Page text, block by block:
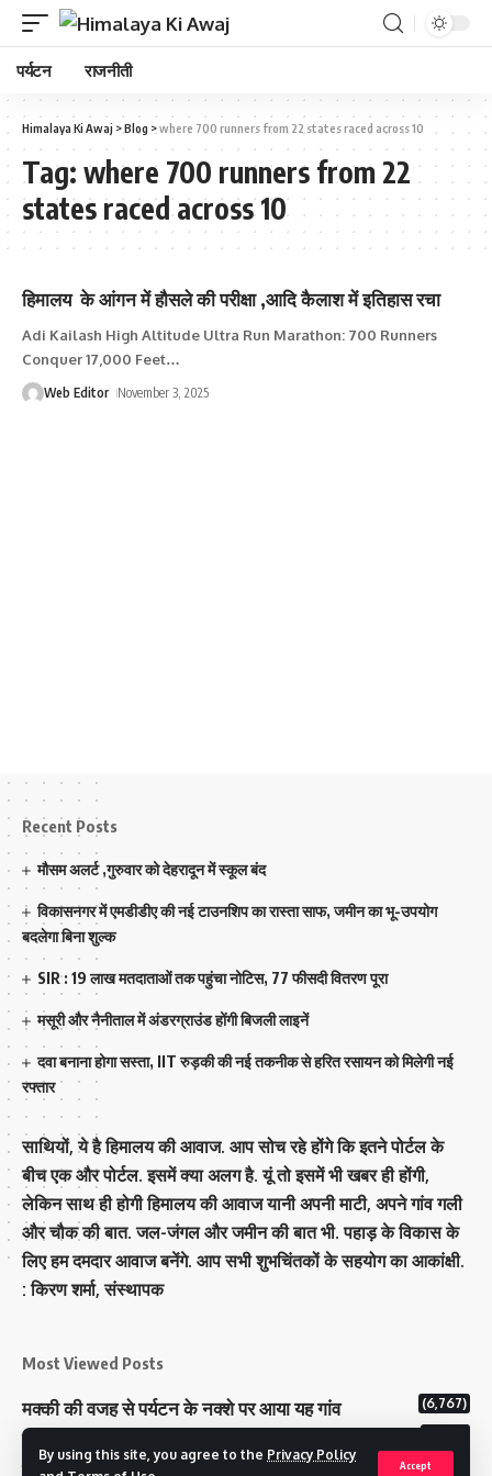
By using this site, you agree to the Privacy Policy
Accept
पर्यटन राजनीती
Himalaya Ki Awaj >Blog >where 700 runners from 22 states raced across 10
Tag: where 700 runners from 22
states raced across 10
हिमालय के आंगन में हौसले की परीक्षा ,आदि कैलाश में इतिहास रचा
Adi Kailash High Altitude Ultra Run Marathon: 700 Runners
Conquer 17,000 Feet…
Web Editor November 3, 2025
Recent Posts
मौसम अलर्ट ,गुरुवार को देहरादून में स्कूल बंद
विकासनगर में एमडीडीए की नई टाउनशिप का रास्ता साफ, जमीन का भू-उपयोग
बदलेगा बिना शुल्क
SIR : 19 लाख मतदाताओं तक पहुंचा नोटिस, 77 फीसदी वितरण पूरा
मसूरी और नैनीताल में अंडरग्राउंड होंगी बिजली लाइनें
दवा बनाना होगा सस्ता, IIT रुड़की की नई तकनीक से हरित रसायन को मिलेगी नई
रफ्तार
साथियों, ये है हिमालय की आवाज. आप सोच रहे होंगे कि इतने पोर्टल के
बीच एक और पोर्टल. इसमें क्या अलग है. यूं तो इसमें भी खबर ही होंगी,
लेकिन साथ ही होगी हिमालय की आवाज यानी अपनी माटी, अपने गांव गली
और चौक की बात. जल-जंगल और जमीन की बात भी. पहाड़ के विकास के
लिए हम दमदार आवाज बनेंगे. आप सभी शुभचिंतकों के सहयोग का आकांक्षी.
: किरण शर्मा, संस्‍थापक
Most Viewed Posts
मक्‍की की वजह से पर्यटन के नक्‍शे पर आया यह गांव (6,767)
राज्य में 12 पी माइनस थ्री पोलिंग स्टेशन बनाए गए
टिहरी राजपरिवार के पास 200 करोड से अधिक की संपत्ति (5,114)